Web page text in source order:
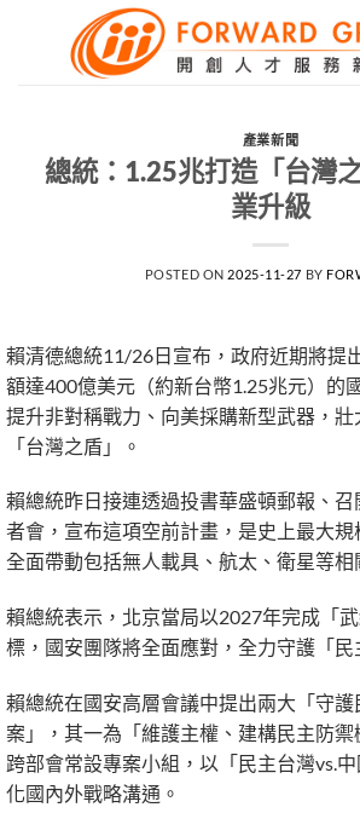
產業新聞
總統：1.25兆打造「台灣
業升級
POSTED ON 2025-11-27 BY
賴清德總統11/26日宣布，政府近期將提
額達400億美元（約新台幣1.25兆元）的
提升非對稱戰力、向美採購新型武器，
「台灣之盾」。
賴總統昨日接連透過投書華盛頓郵報、
者會，宣布這項空前計畫，是史上最大
全面帶動包括無人載具、航太、衛星等相
賴總統表示，北京當局以2027年完成「
標，國安團隊將全面應對，全力守護「民
賴總統在國安高層會議中提出兩大「守護
案」，其一為「維護主權、建構民主防
跨部會常設專案小組，以「民主台灣vs.
化國內外戰略溝通。